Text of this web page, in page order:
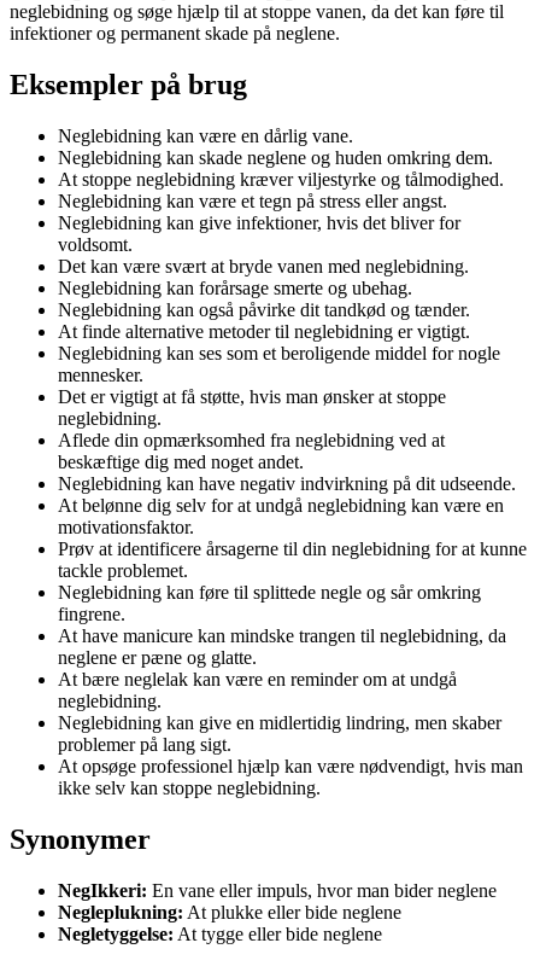
neglebidning og søge hjælp til at stoppe vanen, da det kan føre til
infektioner og permanent skade på neglene.
Eksempler på brug
Neglebidning kan være en dårlig vane.
Neglebidning kan skade neglene og huden omkring dem.
At stoppe neglebidning kræver viljestyrke og tålmodighed.
Neglebidning kan være et tegn på stress eller angst.
Neglebidning kan give infektioner, hvis det bliver for
voldsomt.
Det kan være svært at bryde vanen med neglebidning.
Neglebidning kan forårsage smerte og ubehag.
Neglebidning kan også påvirke dit tandkød og tænder.
At finde alternative metoder til neglebidning er vigtigt.
Neglebidning kan ses som et beroligende middel for nogle
mennesker.
Det er vigtigt at få støtte, hvis man ønsker at stoppe
neglebidning.
Aflede din opmærksomhed fra neglebidning ved at
beskæftige dig med noget andet.
Neglebidning kan have negativ indvirkning på dit udseende.
At belønne dig selv for at undgå neglebidning kan være en
motivationsfaktor.
Prøv at identificere årsagerne til din neglebidning for at kunne
tackle problemet.
Neglebidning kan føre til splittede negle og sår omkring
fingrene.
At have manicure kan mindske trangen til neglebidning, da
neglene er pæne og glatte.
At bære neglelak kan være en reminder om at undgå
neglebidning.
Neglebidning kan give en midlertidig lindring, men skaber
problemer på lang sigt.
At opsøge professionel hjælp kan være nødvendigt, hvis man
ikke selv kan stoppe neglebidning.
Synonymer
NegIkkeri: En vane eller impuls, hvor man bider neglene
Negleplukning: At plukke eller bide neglene
Negletyggelse: At tygge eller bide neglene